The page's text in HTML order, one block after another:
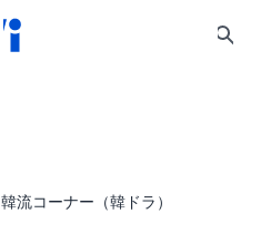
韓流コーナー（韓ドラ）